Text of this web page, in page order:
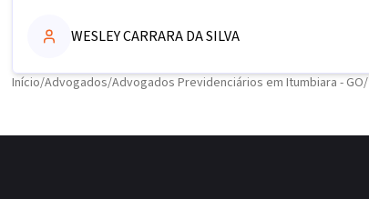
WESLEY CARRARA DA SILVA
Início/Advogados/Advogados Previdenciários em Itumbiara - GO/